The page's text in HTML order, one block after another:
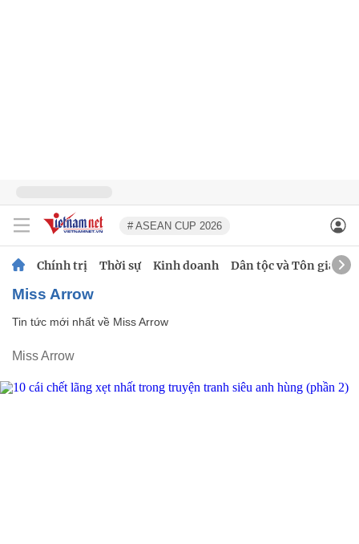
# ASEAN CUP 2026
Chính trị Thời sự Kinh doanh Dân tộc và Tôn giáo
Miss Arrow
Tin tức mới nhất về Miss Arrow
Miss Arrow